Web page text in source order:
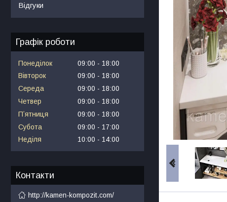
Відгуки
Графік роботи
Понеділок 09:00
18:00
Вівторок
09:00
18:00
Середа
09:00
18:00
Четвер
09:00
18:00
Пʼятниця
09:00
18:00
Субота
09:00
17:00
Неділя
10:00 14:00
Контакти
http://kamen-kompozit.com/